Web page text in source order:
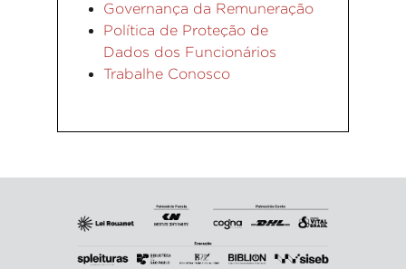
Governança da Remuneração
Política de Proteção de
Dados dos Funcionários
Trabalhe Conosco